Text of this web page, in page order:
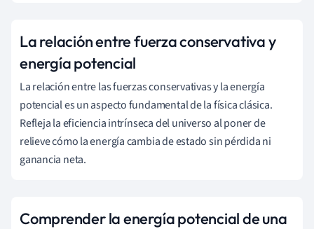
La relación entre fuerza conservativa y
energía potencial
La relación entre las fuerzas conservativas y la energía
potencial es un aspecto fundamental de la física clásica.
Refleja la eficiencia intrínseca del universo al poner de
relieve cómo la energía cambia de estado sin pérdida ni
ganancia neta.
Comprender la energía potencial de una